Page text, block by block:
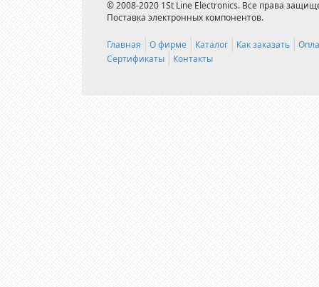
© 2008-2020 1St Line Electronics. Все права
Поставка электронных компонентов.
Главная О фирме Каталог Как заказать
Сертификаты
Контакты